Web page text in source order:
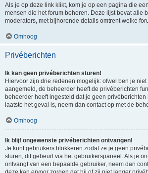
Als je op deze link klikt, kom je op een pagina die
mensen die het forum beheren. Deze lijst bevat alle
moderators, met bijhorende details omtrent welke
Omhoog
Privéberichten
Ik kan geen privéberichten sturen!
Hiervoor zijn drie redenen mogelijk: ofwel ben je
aangemeld, de beheerder heeft de privéberichten
beheerder heeft ingesteld dat je geen privéberichten
laatste het geval is, neem dan contact op met de
Omhoog
Ik blijf ongewenste privéberichten ontvangen!
Je kunt gebruikers blokkeren zodat ze je geen
sturen, dit gebeurt via het gebruikerspaneel. Als je
ontvangt van een bepaalde gebruiker, neem dan